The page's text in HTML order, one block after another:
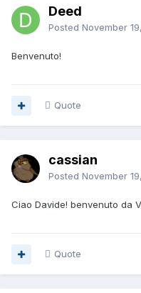
Deed
Posted November
Benvenuto!
Quote
cassian
Posted November
Ciao Davide! benvenuto da
Quote